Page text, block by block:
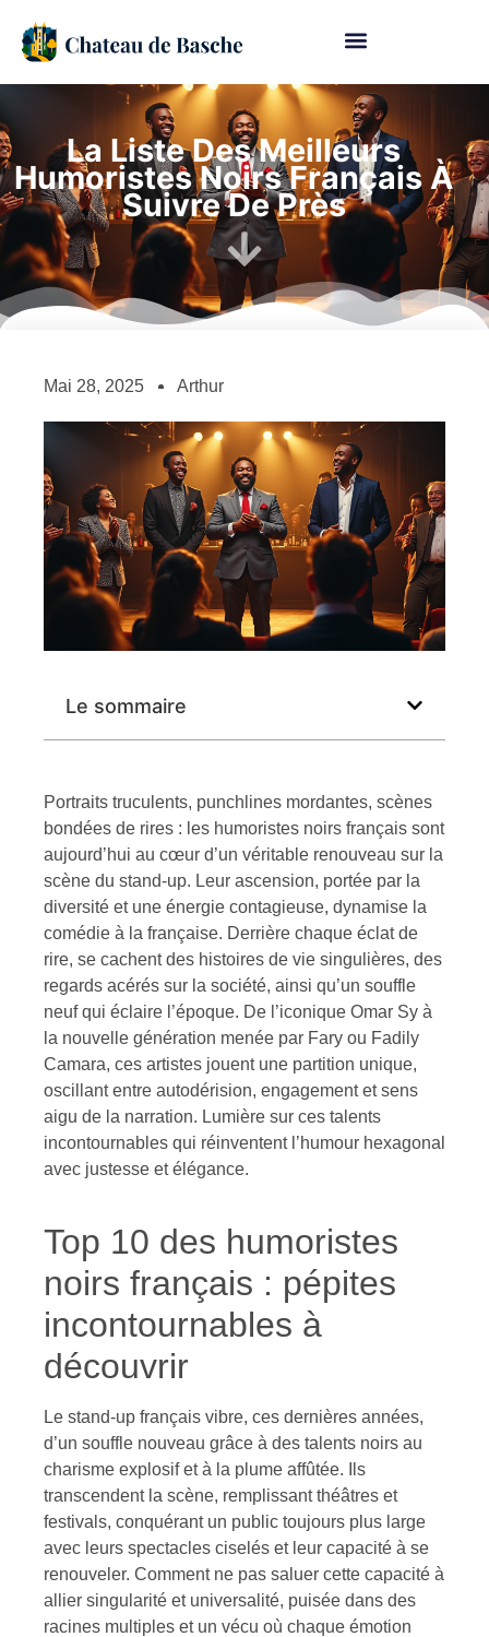
La Liste Des Meilleurs
Humoristes Noirs Français À
Suivre De Près
Mai 28, 2025 Arthur
Le sommaire
Portraits truculents, punchlines mordantes, scènes
bondées de rires : les humoristes noirs français sont
aujourd’hui au cœur d’un véritable renouveau sur la
scène du stand-up. Leur ascension, portée par la
diversité et une énergie contagieuse, dynamise la
comédie à la française. Derrière chaque éclat de
rire, se cachent des histoires de vie singulières, des
regards acérés sur la société, ainsi qu’un souffle
neuf qui éclaire l’époque. De l’iconique Omar Sy à
la nouvelle génération menée par Fary ou Fadily
Camara, ces artistes jouent une partition unique,
oscillant entre autodérision, engagement et sens
aigu de la narration. Lumière sur ces talents
incontournables qui réinventent l’humour hexagonal
avec justesse et élégance.
Top 10 des humoristes
noirs français : pépites
incontournables à
découvrir
Le stand-up français vibre, ces dernières années,
d’un souffle nouveau grâce à des talents noirs au
charisme explosif et à la plume affûtée. Ils
transcendent la scène, remplissant théâtres et
festivals, conquérant un public toujours plus large
avec leurs spectacles ciselés et leur capacité à se
renouveler. Comment ne pas saluer cette capacité à
allier singularité et universalité, puisée dans des
racines multiples et un vécu où chaque émotion